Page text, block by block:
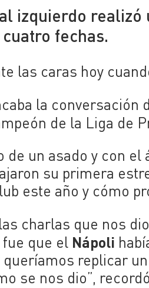
izquierdo realizó
fechas.
las caras hoy
la conversación
de la Liga de
de un asado y con
su primera
este año y cómo
charlas que nos
que el Nápoli
queríamos replicar
se nos dio”,